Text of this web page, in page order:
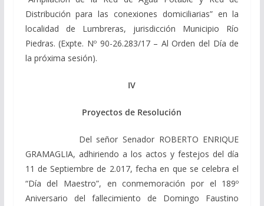
Distribución para las conexiones domiciliarias” en la
localidad de Lumbreras, jurisdicción Municipio Río
Piedras. (Expte. Nº 90-26.283/17 – Al Orden del Día de
la próxima sesión).
IV
Proyectos de Resolución
Del señor Senador ROBERTO ENRIQUE
GRAMAGLIA, adhiriendo a los actos y festejos del día
11 de Septiembre de 2.017, fecha en que se celebra el
“Día del Maestro”, en conmemoración por el 189º
Aniversario del fallecimiento de Domingo Faustino